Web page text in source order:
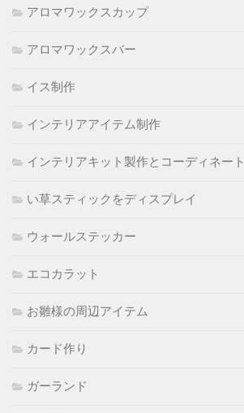
アロマワックスカップ
アロマワックスバー
イス制作
インテリアアイテム制作
インテリアキット製作とコーディネート
い草スティックをディスプレイ
ウォールステッカー
エコカラット
お雛様の周辺アイテム
カード作り
ガーランド